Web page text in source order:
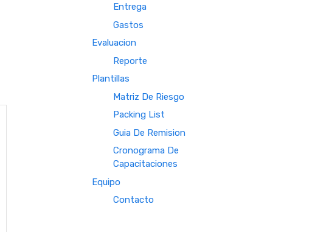
Entrega
Gastos
Evaluacion
Reporte
Plantillas
Matriz De Riesgo
Packing List
Guia De Remision
Cronograma De
Capacitaciones
Equipo
Contacto